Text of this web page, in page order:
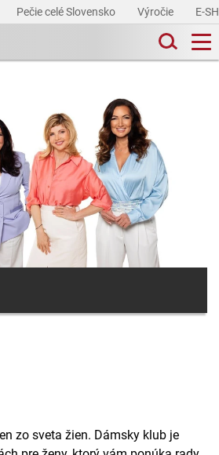
Pečie celé Slovensko Výročie E-
zo sveta žien. Dámsky klub je